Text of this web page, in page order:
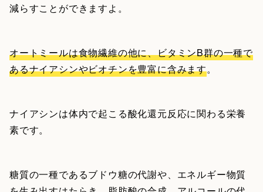
減らすことができますよ。
オートミールは食物繊維の他に、ビタミンB群の一種で
あるナイアシンやビオチンを豊富に含みます。
ナイアシンは体内で起こる酸化還元反応に関わる栄養
素です。
糖質の一種であるブドウ糖の代謝や、エネルギー物質